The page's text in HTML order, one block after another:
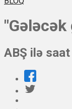
ABŞ ilə